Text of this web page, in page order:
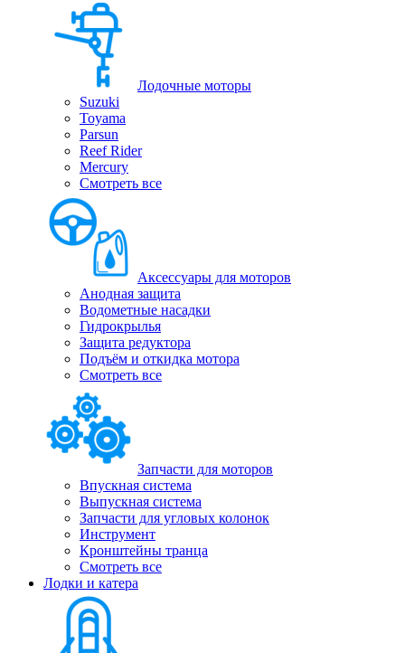
Лодочные моторы
Suzuki
Toyama
Parsun
Reef Rider
Mercury
Смотреть все
Аксессуары для моторов
Анодная защита
Водометные насадки
Гидрокрылья
Защита редуктора
Подъём и откидка мотора
Смотреть все
Запчасти для моторов
Впускная система
Выпускная система
Запчасти для угловых колонок
Инструмент
Кронштейны транца
Смотреть все
Лодки и катера